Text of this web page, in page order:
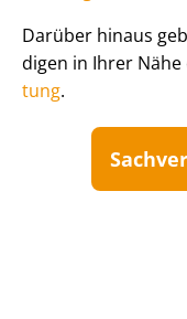
Darüber hinaus
di­gen in Ihrer
tung.